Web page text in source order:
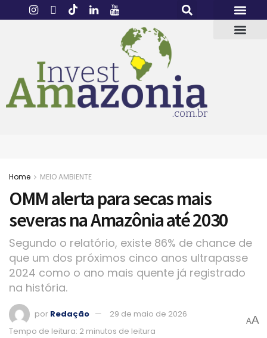
Home MEIO AMBIENTE
OMM alerta para secas mais
severas na Amazônia até 2030
Segundo o relatório, existe 86% de chance de
que um dos próximos cinco anos ultrapasse
2024 como o ano mais quente já registrado
na história.
por Redação
29 de maio de 2026
Tempo de leitura: 2 minutos de leitura
AA